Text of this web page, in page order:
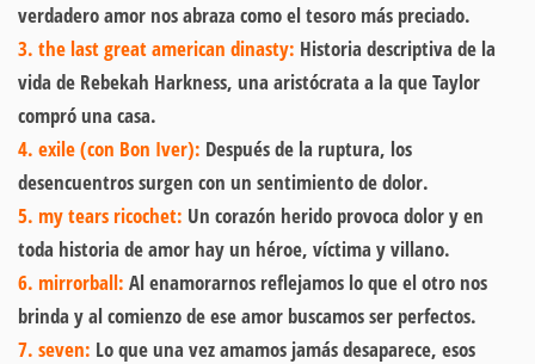
verdadero amor nos abraza como el tesoro más preciado.
3. the last great american dinasty: Historia descriptiva de la
vida de Rebekah Harkness, una aristócrata a la que Taylor
compró una casa.
4. exile (con Bon Iver): Después de la ruptura, los
desencuentros surgen con un sentimiento de dolor.
5. my tears ricochet: Un corazón herido provoca dolor y en
toda historia de amor hay un héroe, víctima y villano.
6. mirrorball: Al enamorarnos reflejamos lo que el otro nos
brinda y al comienzo de ese amor buscamos ser perfectos.
7. seven: Lo que una vez amamos jamás desaparece, esos